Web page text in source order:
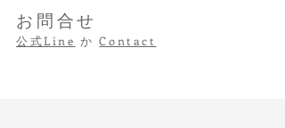
お問合せ
公式Line かContact